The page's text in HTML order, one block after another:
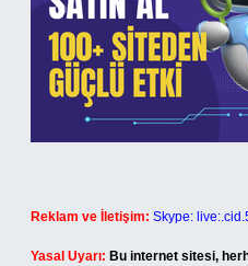
Reklam ve İletişim: Skype:
Yasal Uyarı: Bu internet sitesi,